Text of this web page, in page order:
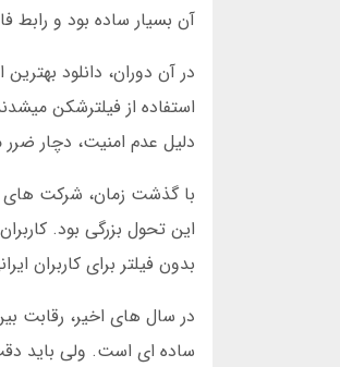
آن بسیار ساده بود و رابط
در آن دوران، دانلود
دلیل عدم امنیت، دچار
با گذشت زمان، شرکت های
این تحول بزرگی بود.
بدون فیلتر برای کاربران
در سال های اخیر، رقابت
ساده ای است. ولی باید